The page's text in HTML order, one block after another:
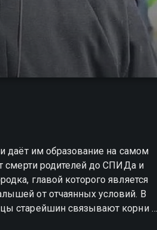
даёт им образование на самом
смерти родителей до СПИДа и
главой которого является
от отчаянных условий. В
старейшин связывают корни с